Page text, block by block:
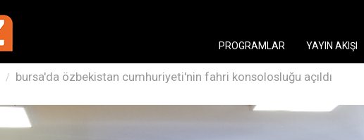
PROGRAMLAR
YAYIN AKIŞI
bursa'da özbekistan cumhuriyeti'nin fahri konsolosluğu açıldı